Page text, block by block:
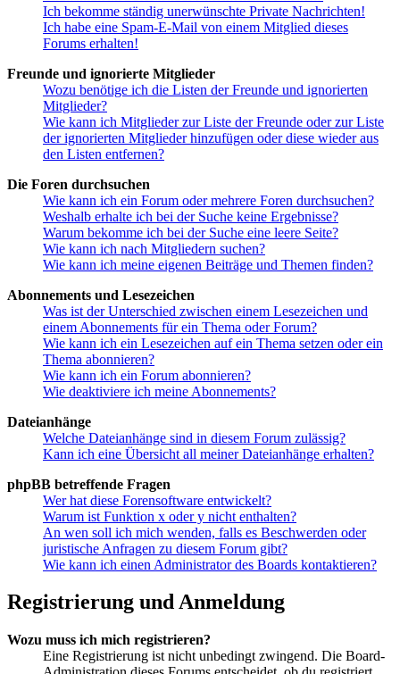
Ich bekomme ständig unerwünschte Private Nachrichten!
Ich habe eine Spam-E-Mail von einem Mitglied dieses
Forums erhalten!
Freunde und ignorierte Mitglieder
Wozu benötige ich die Listen der Freunde und ignorierten
Mitglieder?
Wie kann ich Mitglieder zur Liste der Freunde oder zur Liste
der ignorierten Mitglieder hinzufügen oder diese wieder aus
den Listen entfernen?
Die Foren durchsuchen
Wie kann ich ein Forum oder mehrere Foren durchsuchen?
Weshalb erhalte ich bei der Suche keine Ergebnisse?
Warum bekomme ich bei der Suche eine leere Seite?
Wie kann ich nach Mitgliedern suchen?
Wie kann ich meine eigenen Beiträge und Themen finden?
Abonnements und Lesezeichen
Was ist der Unterschied zwischen einem Lesezeichen und
einem Abonnements für ein Thema oder Forum?
Wie kann ich ein Lesezeichen auf ein Thema setzen oder ein
Thema abonnieren?
Wie kann ich ein Forum abonnieren?
Wie deaktiviere ich meine Abonnements?
Dateianhänge
Welche Dateianhänge sind in diesem Forum zulässig?
Kann ich eine Übersicht all meiner Dateianhänge erhalten?
phpBB betreffende Fragen
Wer hat diese Forensoftware entwickelt?
Warum ist Funktion x oder y nicht enthalten?
An wen soll ich mich wenden, falls es Beschwerden oder
juristische Anfragen zu diesem Forum gibt?
Wie kann ich einen Administrator des Boards kontaktieren?
Registrierung und Anmeldung
Wozu muss ich mich registrieren?
Eine Registrierung ist nicht unbedingt zwingend. Die Board-